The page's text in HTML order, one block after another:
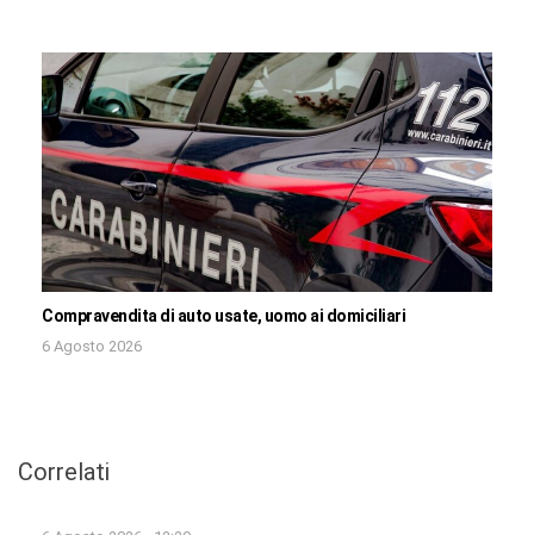
Compravendita di auto usate, uomo ai domiciliari
6 Agosto 2026
Correlati